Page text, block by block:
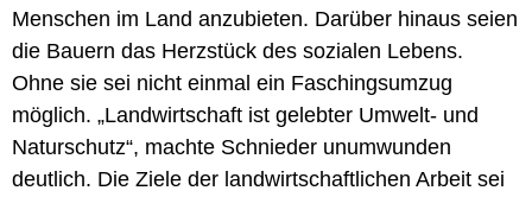
Menschen im Land anzubieten. Darüber hinaus seien
die Bauern das Herzstück des sozialen Lebens.
Ohne sie sei nicht einmal ein Faschingsumzug
möglich. „Landwirtschaft ist gelebter Umwelt- und
Naturschutz“, machte Schnieder unumwunden
deutlich. Die Ziele der landwirtschaftlichen Arbeit sei